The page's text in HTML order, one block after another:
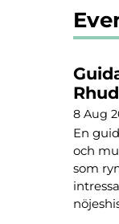
8 Aug
En
och
som